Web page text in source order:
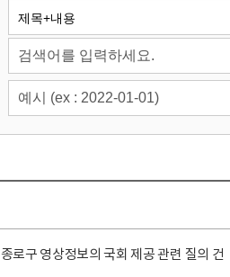
종로구 영상정보의 국회 제공 관련 질의 건